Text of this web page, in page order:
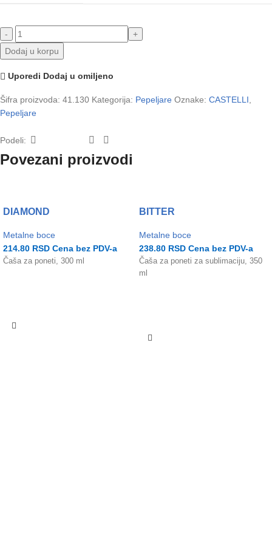
Dodaj u korpu
Uporedi Dodaj u omiljeno
Šifra proizvoda: 41.130 Kategorija: Pepeljare Oznake: CASTELLI
Pepeljare
Podeli:
Povezani proizvodi
DIAMOND
Metalne boce
214.80 RSD Cena bez PDV-a
Čaša za poneti, 300 ml
BITTER
Metalne boce
238.80 RSD Cena bez PDV-a
Čaša za poneti za sublimaciju, 350
ml